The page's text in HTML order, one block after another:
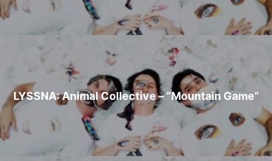
LYSSNA: Animal Collective – ”Mountain Game”